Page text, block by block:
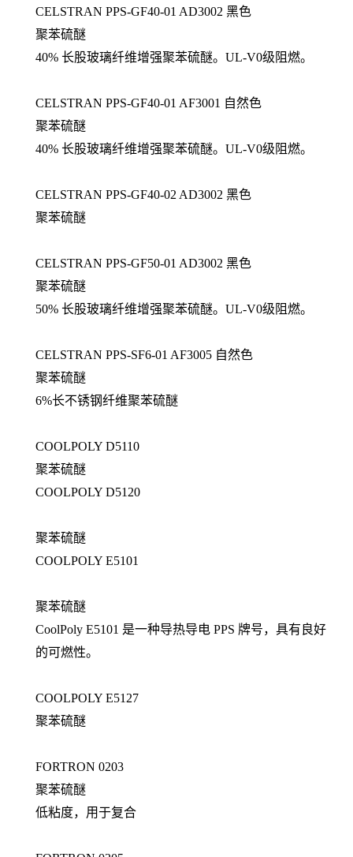
CELSTRAN PPS-GF40-01 AD3002 黑色
聚苯硫醚
40% 长股玻璃纤维增强聚苯硫醚。UL-V0级阻燃。
CELSTRAN PPS-GF40-01 AF3001 自然色
聚苯硫醚
40% 长股玻璃纤维增强聚苯硫醚。UL-V0级阻燃。
CELSTRAN PPS-GF40-02 AD3002 黑色
聚苯硫醚
CELSTRAN PPS-GF50-01 AD3002 黑色
聚苯硫醚
50% 长股玻璃纤维增强聚苯硫醚。UL-V0级阻燃。
CELSTRAN PPS-SF6-01 AF3005 自然色
聚苯硫醚
6%长不锈钢纤维聚苯硫醚
COOLPOLY D5110
聚苯硫醚
COOLPOLY D5120
聚苯硫醚
COOLPOLY E5101
聚苯硫醚
CoolPoly E5101 是一种导热导电 PPS 牌号，具有良好
的可燃性。
COOLPOLY E5127
聚苯硫醚
FORTRON 0203
聚苯硫醚
低粘度，用于复合